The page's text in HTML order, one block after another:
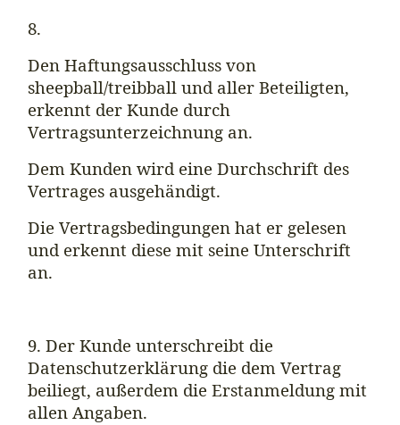
8.
Den Haftungsausschluss von
sheepball/treibball und aller Beteiligten,
erkennt der Kunde durch
Vertragsunterzeichnung an.
Dem Kunden wird eine Durchschrift des
Vertrages ausgehändigt.
Die Vertragsbedingungen hat er gelesen
und erkennt diese mit seine Unterschrift
an.
9. Der Kunde unterschreibt die
Datenschutzerklärung die dem Vertrag
beiliegt, außerdem die Erstanmeldung mit
allen Angaben.